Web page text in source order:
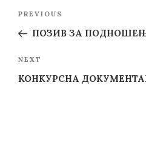
Previous
Post
PREVIOUS
ПОЗИВ ЗА
Next
Post
NEXT
КОНКУРСНА